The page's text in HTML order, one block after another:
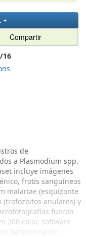
Compartir
/16
de
a Plasmodium spp.
incluye imágenes
frotis sanguíneos
malariae (esquizonte
anulares) y
fueron
208 color, software
Referencia de